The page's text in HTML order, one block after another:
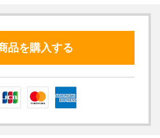
品を購入する